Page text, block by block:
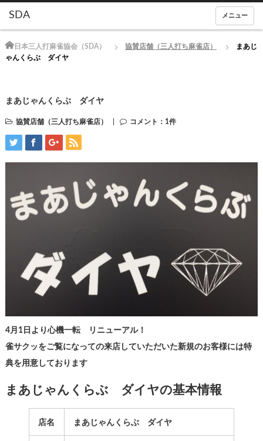
メニュー
日本三人打麻雀協会（SDA）
Home 協賛店舗（三人打ち麻雀店）
まあじ
ゃんくらぶ ダイヤ
まあじゃんくらぶ ダイヤ
協賛店舗（三人打ち麻雀店） コメント：1件
4月1日より心機一転 リニューアル！
雀サクッをご覧になっての来店していただいた新規のお客様には特
典を用意しております
まあじゃんくらぶ ダイヤの基本情報
店名 まあじゃんくらぶ ダイヤ